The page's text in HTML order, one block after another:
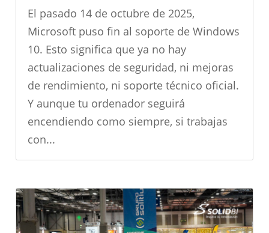
El pasado 14 de octubre de 2025,
Microsoft puso fin al soporte de Windows
10. Esto significa que ya no hay
actualizaciones de seguridad, ni mejoras
de rendimiento, ni soporte técnico oficial.
Y aunque tu ordenador seguirá
encendiendo como siempre, si trabajas
con...